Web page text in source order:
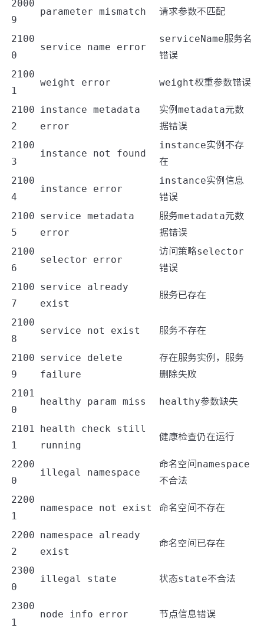
2000
9
parameter mismatch 请求参数不匹配
2100
0
service name error
serviceName服务名
错误
2100
1
weight error weight权重参数错误
2100
2
instance metadata
error
实例 metadata元数
据错误
2100
3
instance not found
instance实例不存
在
2100
4
instance error
instance实例信息
错误
2100
5
service metadata
error
服务metadata元数
据错误
2100
6
selector error
访问策略selector
错误
2100
7
service already
exist
服务已存在
2100
8
service not exist 服务不存在
2100
9
service delete
failure
存在服务实例，服务
删除失败
2101
0
healthy param miss healthy参数缺失
2101
1
health check still
running
健康检查仍在运行
2200
0
illegal namespace
命名空间namespace
不合法
2200
1
namespace not exist 命名空间不存在
2200
2
namespace already
exist
命名空间已存在
2300
0
illegal state 状态state不合法
2300
1
node info error 节点信息错误